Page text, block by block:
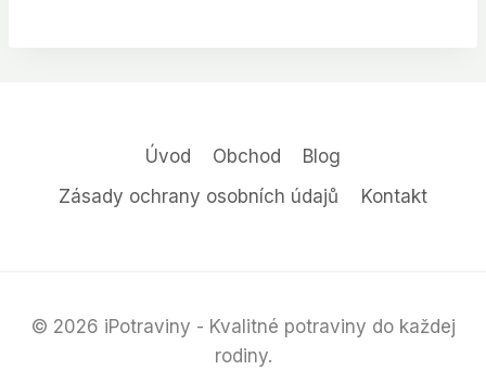
Úvod Obchod
Blog
Zásady ochrany osobních údajů
Kontakt
© 2026 iPotraviny - Kvalitné potraviny do každej
rodiny.